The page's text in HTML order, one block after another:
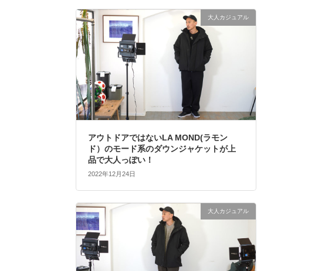
大人カジュアル
アウトドアではないLA MOND(ラモン
ド）のモード系のダウンジャケットが上
品で大人っぽい！
2022年12月24日
大人カジュアル